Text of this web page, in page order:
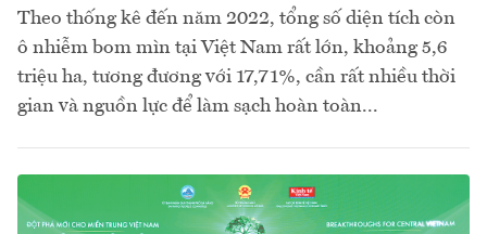
Theo thống kê đến năm 2022, tổng số diện tích còn
ô nhiễm bom mìn tại Việt Nam rất lớn, khoảng 5,6
triệu ha, tương đương với 17,71%, cần rất nhiều thời
gian và nguồn lực để làm sạch hoàn toàn...